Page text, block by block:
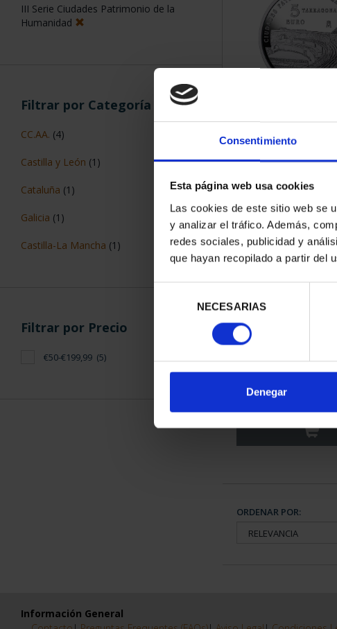
Consentimiento
Esta página web usa cookies
Las cookies de este sitio web se
y analizar el tráfico. Además,
redes sociales, publicidad y
que hayan recopilado a partir del
consentimiento
NECESARIAS
Denegar
III Serie Ciudades Patrimonio de la
Humanidad
Filtrar por Categoría
CC.AA. (4)
Castilla y León (1)
Cataluña (1)
Galicia (1)
Castilla-La Mancha (1)
Filtrar por Precio
€50-€199,99 (5)
73,00 €
CIUDADES
ORDENAR POR:
Información General